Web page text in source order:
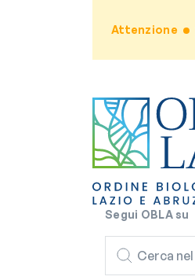
Attenzione
Segui OBLA su
CERCA